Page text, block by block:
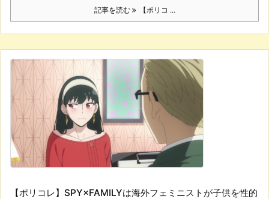
記事を読む 【ポリコ ...
【ポリコレ】SPY×FAMILYは海外フェミニストが子供を性的